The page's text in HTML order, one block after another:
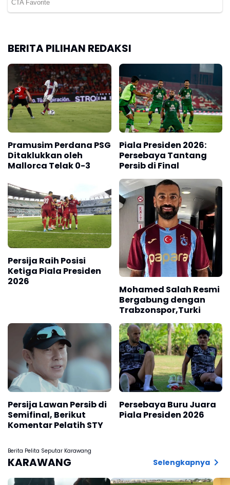
BERITA PILIHAN REDAKSI
Pramusim Perdana PSG
Ditaklukkan oleh
Mallorca Telak 0-3
Piala Presiden 2026:
Persebaya Tantang
Persib di Final
Persija Raih Posisi
Ketiga Piala Presiden
2026
Mohamed Salah Resmi
Bergabung dengan
Trabzonspor,Turki
Persija Lawan Persib di
Semifinal, Berikut
Komentar Pelatih STY
Persebaya Buru Juara
Piala Presiden 2026
Berita Pelita Seputar Karawang
KARAWANG Selengkapnya